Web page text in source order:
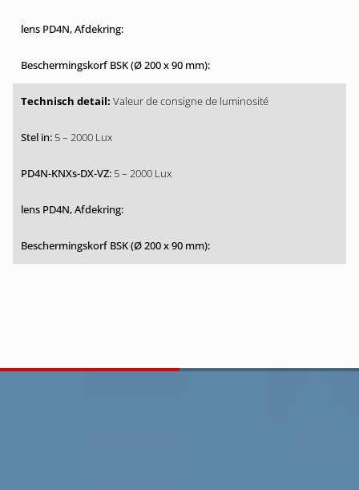
Valeur de consigne de luminosité
5 – 2000 Lux
5 – 2000 Lux